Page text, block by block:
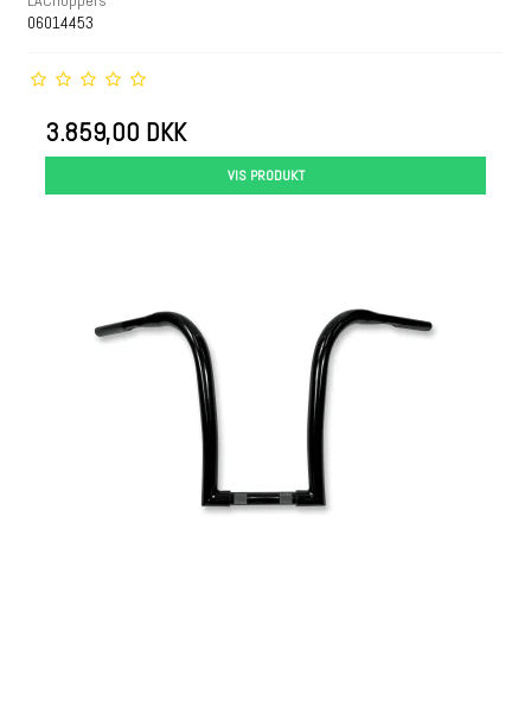
06014453
3.859,00 DKK
VIS PRODUKT